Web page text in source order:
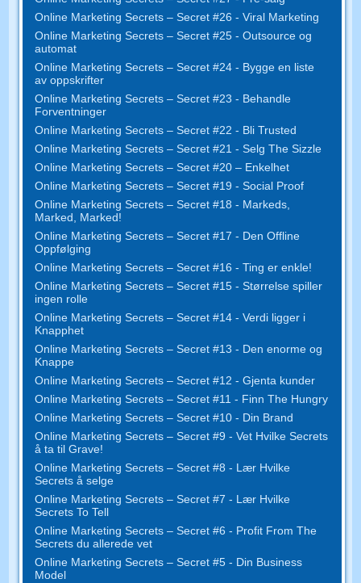
Online Marketing Secrets – Secret #26 - Viral Marketing
Online Marketing Secrets – Secret #25 - Outsource og
automat
Online Marketing Secrets – Secret #24 - Bygge en liste
av oppskrifter
Online Marketing Secrets – Secret #23 - Behandle
Forventninger
Online Marketing Secrets – Secret #22 - Bli Trusted
Online Marketing Secrets – Secret #21 - Selg The Sizzle
Online Marketing Secrets – Secret #20 – Enkelhet
Online Marketing Secrets – Secret #19 - Social Proof
Online Marketing Secrets – Secret #18 - Markeds,
Marked, Marked!
Online Marketing Secrets – Secret #17 - Den Offline
Oppfølging
Online Marketing Secrets – Secret #16 - Ting er enkle!
Online Marketing Secrets – Secret #15 - Størrelse spiller
ingen rolle
Online Marketing Secrets – Secret #14 - Verdi ligger i
Knapphet
Online Marketing Secrets – Secret #13 - Den enorme og
Knappe
Online Marketing Secrets – Secret #12 - Gjenta kunder
Online Marketing Secrets – Secret #11 - Finn The Hungry
Online Marketing Secrets – Secret #10 - Din Brand
Online Marketing Secrets – Secret #9 - Vet Hvilke Secrets
å ta til Grave!
Online Marketing Secrets – Secret #8 - Lær Hvilke
Secrets å selge
Online Marketing Secrets – Secret #7 - Lær Hvilke
Secrets To Tell
Online Marketing Secrets – Secret #6 - Profit From The
Secrets du allerede vet
Online Marketing Secrets – Secret #5 - Din Business
Model